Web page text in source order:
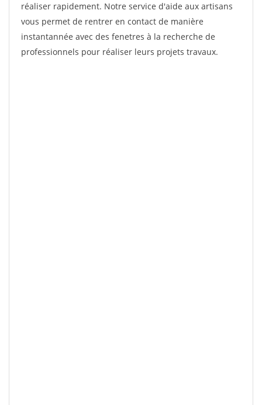
réaliser rapidement. Notre service d'aide aux artisans
vous permet de rentrer en contact de manière
instantannée avec des fenetres à la recherche de
professionnels pour réaliser leurs projets travaux.